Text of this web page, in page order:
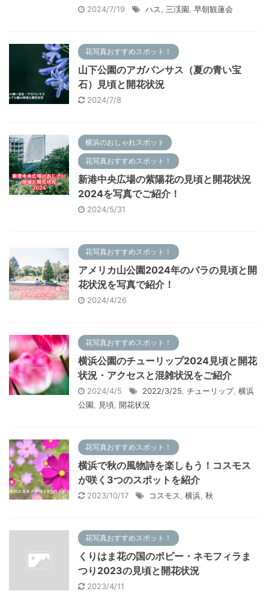
2024/7/19 ハス 三渓園 早朝観蓮会
花写真おすすめスポット！
山下公園のアガパンサス（夏の青い宝
石）見頃と開花状況
2024/7/8
横浜のおしゃれスポット
花写真おすすめスポット！
新港中央広場の紫陽花の見頃と開花状況
2024を写真でご紹介！
2024/5/31
花写真おすすめスポット！
アメリカ山公園2024年のバラの見頃と開
花状況を写真で紹介！
2024/4/26
花写真おすすめスポット！
横浜公園のチューリップ2024見頃と開花
状況・アクセスと混雑状況をご紹介
2024/4/5 2022/3/25 チューリップ, 横浜
公園
見頃 開花状況
花写真おすすめスポット！
横浜で秋の風物詩を楽しもう！コスモス
が咲く3つのスポットを紹介
2023/10/17 コスモス 横浜 秋
花写真おすすめスポット！
くりはま花の国のポピー・ネモフィラま
つり2023の見頃と開花状況
2023/4/11